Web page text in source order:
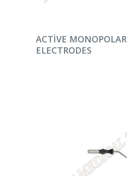
DEVAMINI OKU
ACTIVE MONOPOLAR
ELECTRODES